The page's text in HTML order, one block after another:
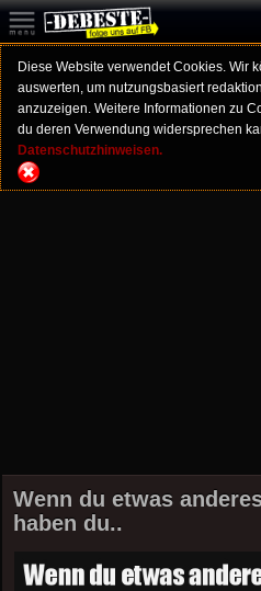
Diese Website verwendet Cookies. Wir
auswerten, um nutzungsbasiert
anzuzeigen. Weitere Informationen zu
du deren Verwendung widersprechen
Datenschutzhinweisen.
Wenn du etwas
haben du..